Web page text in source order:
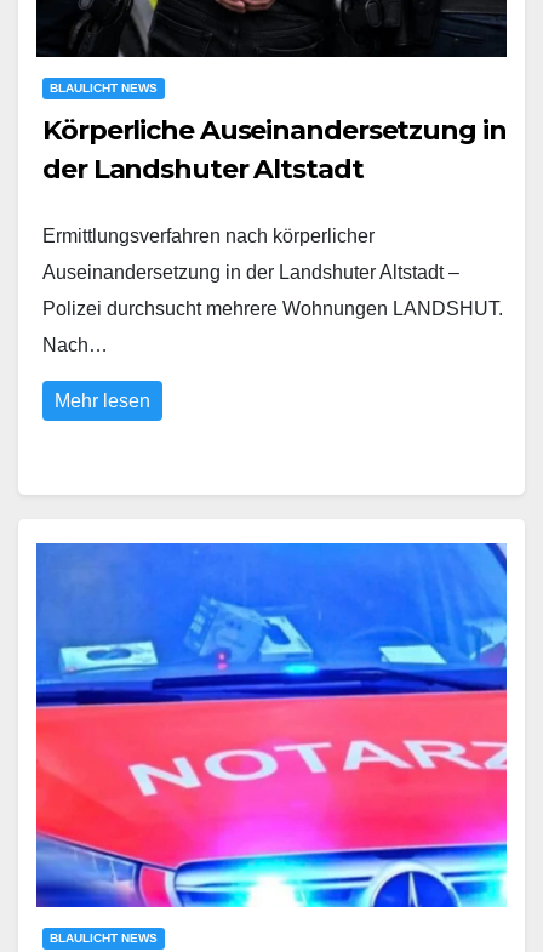
BLAULICHT NEWS
Körperliche Auseinandersetzung in
der Landshuter Altstadt
Ermittlungsverfahren nach körperlicher
Auseinandersetzung in der Landshuter Altstadt –
Polizei durchsucht mehrere Wohnungen LANDSHUT.
Nach…
Mehr lesen
BLAULICHT NEWS